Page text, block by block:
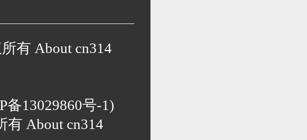
有 About cn314
备13029860号-1 )
有 About cn314